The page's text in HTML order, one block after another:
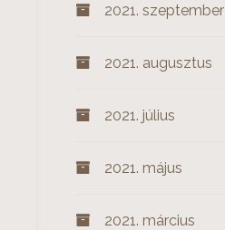
2021. szeptember
2021. augusztus
2021. július
2021. május
2021. március